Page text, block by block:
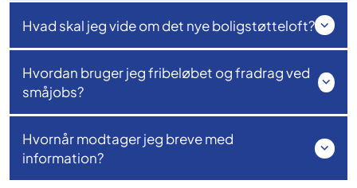
Hvad skal jeg vide om det nye boligstøtteloft?
Hvordan bruger jeg fribeløbet og fradrag ved
småjobs?
Hvornår modtager jeg breve med
information?